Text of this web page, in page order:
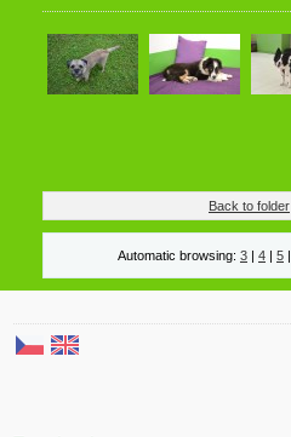
Back to folder
Automatic browsing: 3 4 5